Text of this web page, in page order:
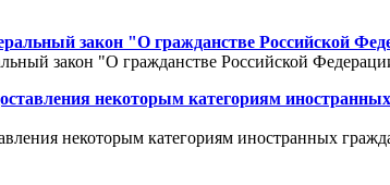
закон "О гражданстве Российской
закон "О гражданстве Российской
некоторым категориям
некоторым категориям иностранных